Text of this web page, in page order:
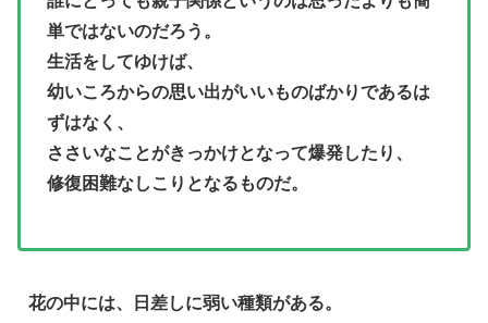
単ではないのだろう。
生活をしてゆけば、
幼いころからの思い出がいいものばかりであるは
ずはなく、
ささいなことがきっかけとなって爆発したり、
修復困難なしこりとなるものだ。
花の中には、日差しに弱い種類がある。